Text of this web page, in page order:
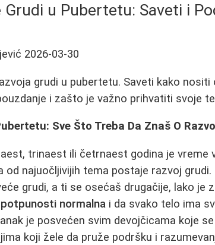
Grudi u Pubertetu: Saveti i
2026-03-30
grudi u pubertetu. Saveti kako nositi
i zašto je važno prihvatiti svoje
Sve Što Treba Da Znaš O
trinaest ili četrnaest godina je vreme
od najuočljivijih tema postaje razvoj
grudi, a ti se osećaš drugačije, lako je
normalna i da svako telo ima
je posvećen svim devojčicama koje
koji žele da pruže podršku i